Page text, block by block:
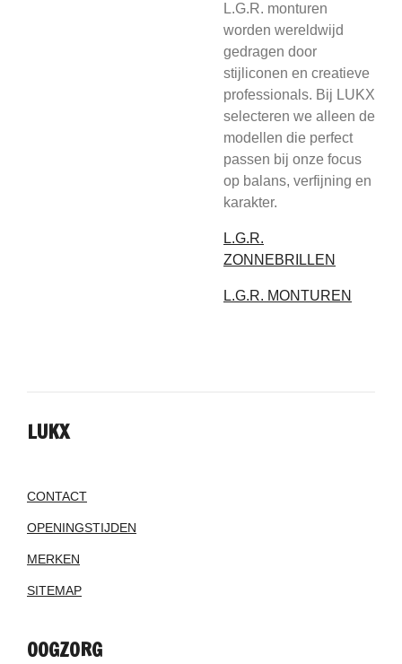
L.G.R. monturen
worden wereldwijd
gedragen door
stijliconen en creatieve
professionals. Bij LUKX
selecteren we alleen de
modellen die perfect
passen bij onze focus
op balans, verfijning en
karakter.
L.G.R.
ZONNEBRILLEN
L.G.R. MONTUREN
LUKX
CONTACT
OPENINGSTIJDEN
MERKEN
SITEMAP
OOGZORG